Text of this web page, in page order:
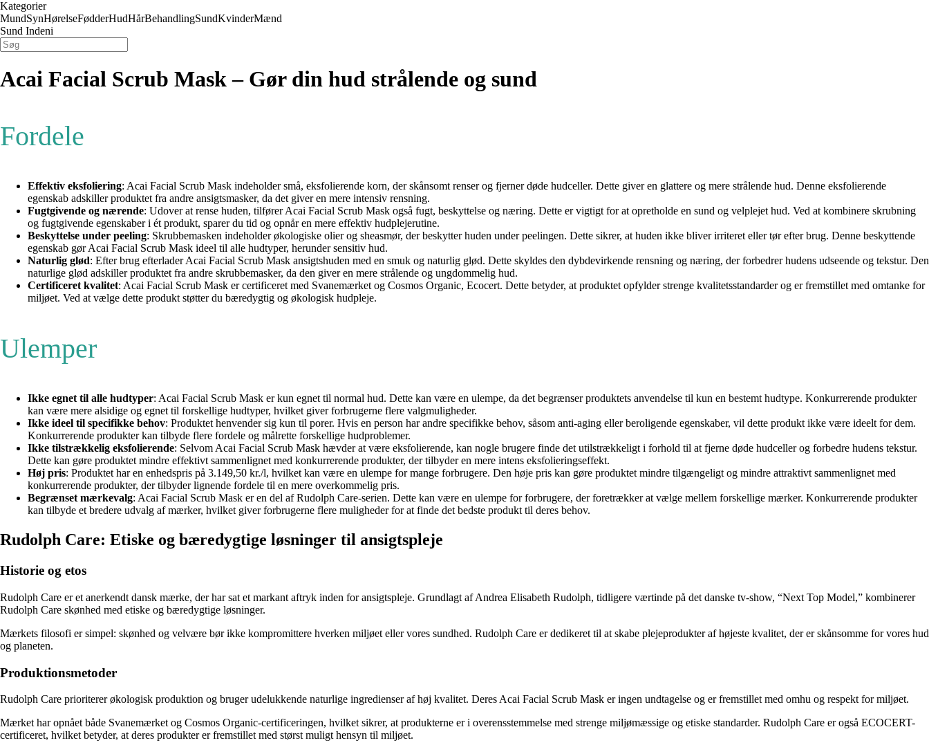
Kategorier
MundSynHørelseFødderHudHårBehandlingSundKvinderMænd
Sund Indeni
Acai Facial Scrub Mask – Gør din hud strålende og sund
Fordele
Effektiv eksfoliering: Acai Facial Scrub Mask indeholder små, eksfolierende korn, der skånsomt renser og fjerner døde hudceller. Dette giver en glattere og mere strålende hud. Denne eksfolierende
egenskab adskiller produktet fra andre ansigtsmasker, da det giver en mere intensiv rensning.
Fugtgivende og nærende: Udover at rense huden, tilfører Acai Facial Scrub Mask også fugt, beskyttelse og næring. Dette er vigtigt for at opretholde en sund og velplejet hud. Ved at kombinere skrubning
og fugtgivende egenskaber i ét produkt, sparer du tid og opnår en mere effektiv hudplejerutine.
Beskyttelse under peeling: Skrubbemasken indeholder økologiske olier og sheasmør, der beskytter huden under peelingen. Dette sikrer, at huden ikke bliver irriteret eller tør efter brug. Denne beskyttende
egenskab gør Acai Facial Scrub Mask ideel til alle hudtyper, herunder sensitiv hud.
Naturlig glød: Efter brug efterlader Acai Facial Scrub Mask ansigtshuden med en smuk og naturlig glød. Dette skyldes den dybdevirkende rensning og næring, der forbedrer hudens udseende og tekstur. Den
naturlige glød adskiller produktet fra andre skrubbemasker, da den giver en mere strålende og ungdommelig hud.
Certificeret kvalitet: Acai Facial Scrub Mask er certificeret med Svanemærket og Cosmos Organic, Ecocert. Dette betyder, at produktet opfylder strenge kvalitetsstandarder og er fremstillet med omtanke for
miljøet. Ved at vælge dette produkt støtter du bæredygtig og økologisk hudpleje.
Ulemper
Ikke egnet til alle hudtyper: Acai Facial Scrub Mask er kun egnet til normal hud. Dette kan være en ulempe, da det begrænser produktets anvendelse til kun en bestemt hudtype. Konkurrerende produkter
kan være mere alsidige og egnet til forskellige hudtyper, hvilket giver forbrugerne flere valgmuligheder.
Ikke ideel til specifikke behov: Produktet henvender sig kun til porer. Hvis en person har andre specifikke behov, såsom anti-aging eller beroligende egenskaber, vil dette produkt ikke være ideelt for dem.
Konkurrerende produkter kan tilbyde flere fordele og målrette forskellige hudproblemer.
Ikke tilstrækkelig eksfolierende: Selvom Acai Facial Scrub Mask hævder at være eksfolierende, kan nogle brugere finde det utilstrækkeligt i forhold til at fjerne døde hudceller og forbedre hudens tekstur.
Dette kan gøre produktet mindre effektivt sammenlignet med konkurrerende produkter, der tilbyder en mere intens eksfolieringseffekt.
Høj pris: Produktet har en enhedspris på 3.149,50 kr./l, hvilket kan være en ulempe for mange forbrugere. Den høje pris kan gøre produktet mindre tilgængeligt og mindre attraktivt sammenlignet med
konkurrerende produkter, der tilbyder lignende fordele til en mere overkommelig pris.
Begrænset mærkevalg: Acai Facial Scrub Mask er en del af Rudolph Care-serien. Dette kan være en ulempe for forbrugere, der foretrækker at vælge mellem forskellige mærker. Konkurrerende produkter
kan tilbyde et bredere udvalg af mærker, hvilket giver forbrugerne flere muligheder for at finde det bedste produkt til deres behov.
Rudolph Care: Etiske og bæredygtige løsninger til ansigtspleje
Historie og etos
Rudolph Care er et anerkendt dansk mærke, der har sat et markant aftryk inden for ansigtspleje. Grundlagt af Andrea Elisabeth Rudolph, tidligere værtinde på det danske tv-show, “Next Top Model,” kombinerer
Rudolph Care skønhed med etiske og bæredygtige løsninger.
Mærkets filosofi er simpel: skønhed og velvære bør ikke kompromittere hverken miljøet eller vores sundhed. Rudolph Care er dedikeret til at skabe plejeprodukter af højeste kvalitet, der er skånsomme for vores hud
og planeten.
Produktionsmetoder
Rudolph Care prioriterer økologisk produktion og bruger udelukkende naturlige ingredienser af høj kvalitet. Deres Acai Facial Scrub Mask er ingen undtagelse og er fremstillet med omhu og respekt for miljøet.
Mærket har opnået både Svanemærket og Cosmos Organic-certificeringen, hvilket sikrer, at produkterne er i overensstemmelse med strenge miljømæssige og etiske standarder. Rudolph Care er også ECOCERT-
certificeret, hvilket betyder, at deres produkter er fremstillet med størst muligt hensyn til miljøet.